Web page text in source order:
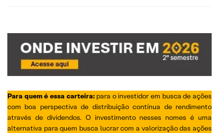
Para quem é essa carteira: para o investidor em busca de ações
com boa perspectiva de distribuição contínua de rendimento
através de dividendos. O investimento nesses nomes é uma
alternativa para quem busca lucrar com a valorização das ações